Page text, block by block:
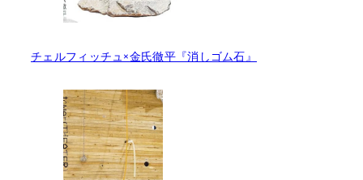
チェルフィッチュ×金氏徹平『消しゴム石』